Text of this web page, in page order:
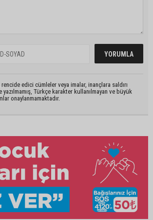
edici cümleler veya imalar, inançlara saldırı
yazılmamış, Türkçe karakter kullanılmayan ve büyük
onaylanmamaktadır.